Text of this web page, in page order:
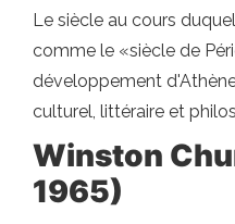
Le siècle au cours
comme le «siècle de
développement
culturel, littéraire et
Winston
1965)